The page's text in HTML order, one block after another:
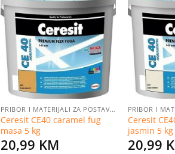
Dodaj
listu
želja
PRIBOR I MATERIJALI ZA POSTAVLJANJE PLOČICA
Ceresit CE40 caramel fug
masa 5 kg
20,99 KM
Ceresit
jasmin 5 kg
20,99